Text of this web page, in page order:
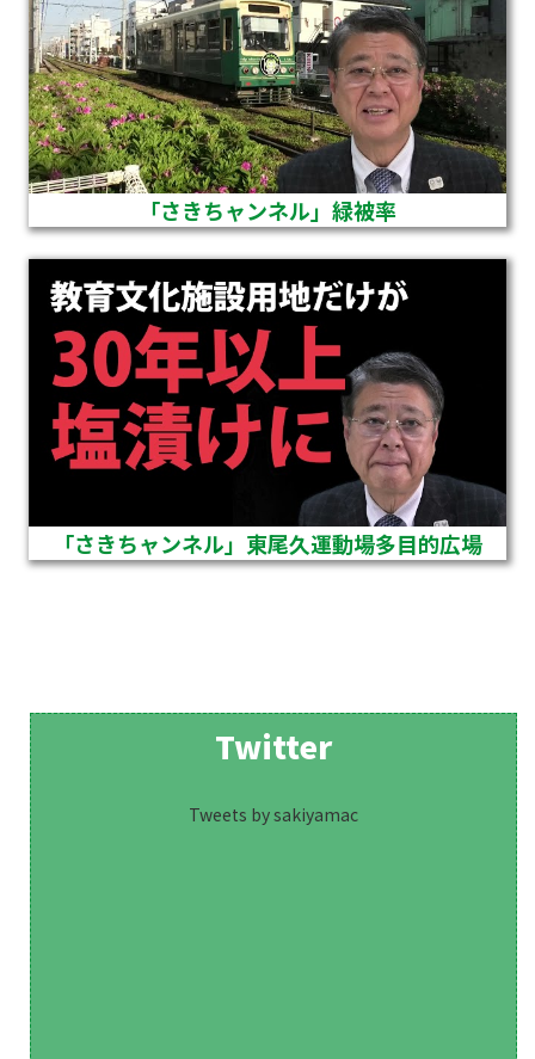
「さきちャンネル」緑被率
「さきちャンネル」東尾久運動場多目的広場
Twitter
Tweets by sakiyamac